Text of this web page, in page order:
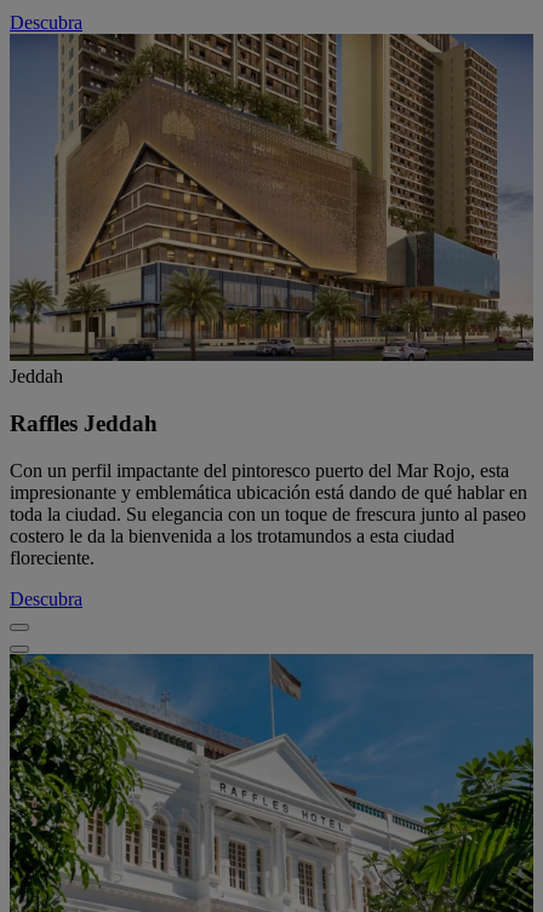
Descubra
Jeddah
Raffles Jeddah
Con un perfil impactante del pintoresco puerto del Mar Rojo, esta
impresionante y emblemática ubicación está dando de qué hablar en
toda la ciudad. Su elegancia con un toque de frescura junto al paseo
costero le da la bienvenida a los trotamundos a esta ciudad
floreciente.
Descubra